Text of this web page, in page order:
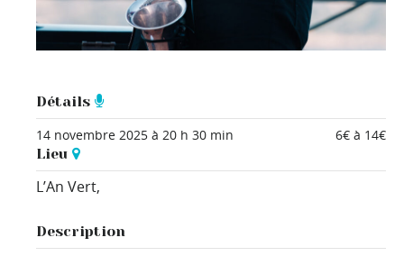
Détails
14 novembre 2025 à 20 h 30 min
6€ à 14€
Lieu
L’An Vert,
Description